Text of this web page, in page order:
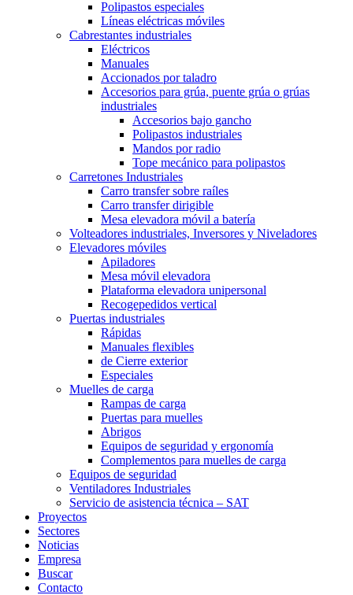
Polipastos especiales
Líneas eléctricas móviles
Cabrestantes industriales
Eléctricos
Manuales
Accionados por taladro
Accesorios para grúa, puente grúa o grúas
industriales
Accesorios bajo gancho
Polipastos industriales
Mandos por radio
Tope mecánico para polipastos
Carretones Industriales
Carro transfer sobre raíles
Carro transfer dirigible
Mesa elevadora móvil a batería
Volteadores industriales, Inversores y Niveladores
Elevadores móviles
Apiladores
Mesa móvil elevadora
Plataforma elevadora unipersonal
Recogepedidos vertical
Puertas industriales
Rápidas
Manuales flexibles
de Cierre exterior
Especiales
Muelles de carga
Rampas de carga
Puertas para muelles
Abrigos
Equipos de seguridad y ergonomía
Complementos para muelles de carga
Equipos de seguridad
Ventiladores Industriales
Servicio de asistencia técnica – SAT
Proyectos
Sectores
Noticias
Empresa
Buscar
Contacto